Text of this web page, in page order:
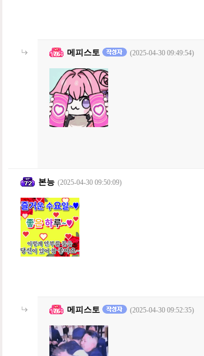
메피스토 (2025-04-30 09:49:54)
본능 (2025-04-30 09:50:09)
메피스토 (2025-04-30 09:52:35)